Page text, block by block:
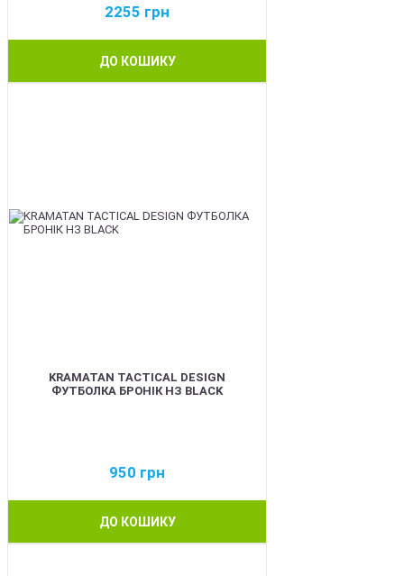
2255 грн
ДО КОШИКУ
KRAMATAN TACTICAL DESIGN
ФУТБОЛКА БРОНІК НЗ BLACK
950 грн
ДО КОШИКУ